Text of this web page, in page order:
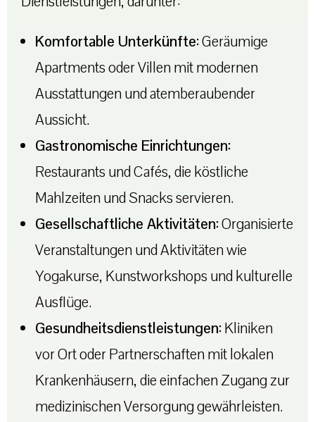
Komfortable Unterkünfte:Geräumige
Apartments oder Villen mit modernen
Ausstattungen und atemberaubender
Aussicht.
Gastronomische Einrichtungen:
Restaurants und Cafés, die köstliche
Mahlzeiten und Snacks servieren.
Gesellschaftliche Aktivitäten:Organisierte
Veranstaltungen und Aktivitäten wie
Yogakurse, Kunstworkshops und kulturelle
Ausflüge.
Gesundheitsdienstleistungen:Kliniken
vor Ort oder Partnerschaften mit lokalen
Krankenhäusern, die einfachen Zugang zur
medizinischen Versorgung gewährleisten.